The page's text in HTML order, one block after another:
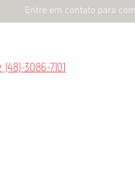
Entre em contato para
(48)-3086-7101